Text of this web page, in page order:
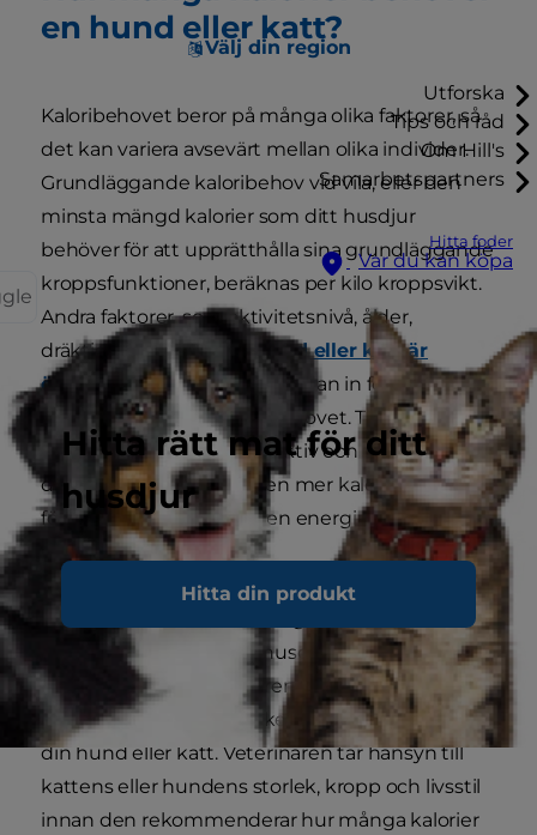
Välj din region
Utforska
Tips och råd
Om Hill's
Samarbetspartners
Hitta foder
Var du kan köpa
Hitta rätt mat för ditt
husdjur
Hitta din produkt
en hund eller katt?
Kaloribehovet beror på många olika faktorer, så
det kan variera avsevärt mellan olika individer.
Grundläggande kaloribehov vid vila, eller den
minsta mängd kalorier som ditt husdjur
behöver för att upprätthålla sina grundläggande
kroppsfunktioner, beräknas per kilo kroppsvikt.
Andra faktorer, som aktivitetsnivå, ålder,
dräktighet och om din
hund eller katt är
överviktigeller inte, vägs sedan in för att
beräkna det totala kaloribehovet. Till exempel,
om din hund är extremt aktiv och springer med
dig varje dag, behöver den mer kalorier i maten
för att kompensera för den energi den förbrukar
när den motionerar.
Det är dock viktigt att inte göra antaganden om
hur många kalorier ditt husdjur bör äta under en
dag. Prata med veterinären för att få veta vilken
typ av mat och hur mycket som är rätt för just
din hund eller katt. Veterinären tar hänsyn till
kattens eller hundens storlek, kropp och livsstil
innan den rekommenderar hur många kalorier